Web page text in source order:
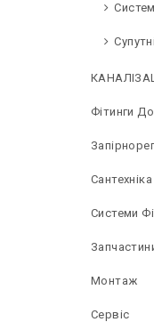
Фітинги
Сантехніка
Системи
Монтаж
Сервіс